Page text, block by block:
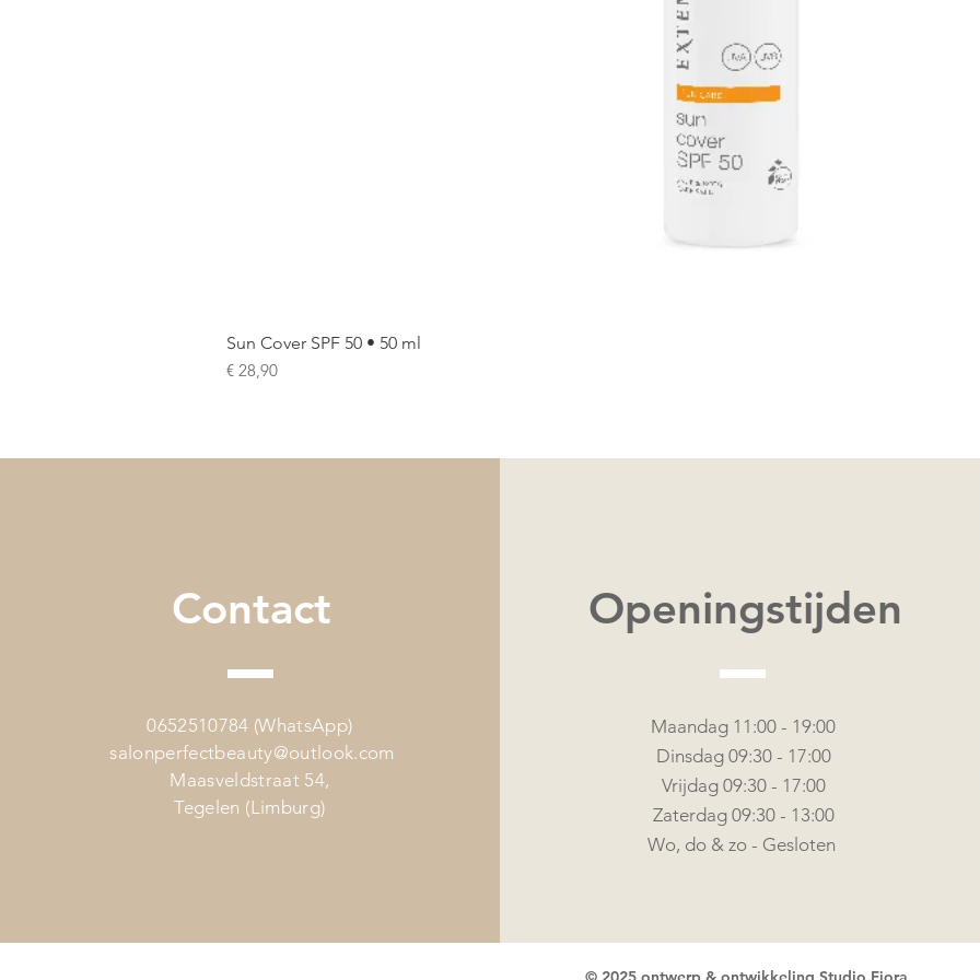
Sun Cover SPF 50 • 50 ml
Prijs
€ 28,90
Contact
0652510784 (WhatsApp)
salonperfectbeauty@outlook.com
Maasveldstraat 54,
Tegelen (Limburg)
Openingstijden
Maandag 11:00 - 19:00
Dinsdag 09:30 - 17:00
Vrijdag 09:30 - 17:00
Zaterdag 09:30 - 13:00
Wo, do & zo - Gesloten